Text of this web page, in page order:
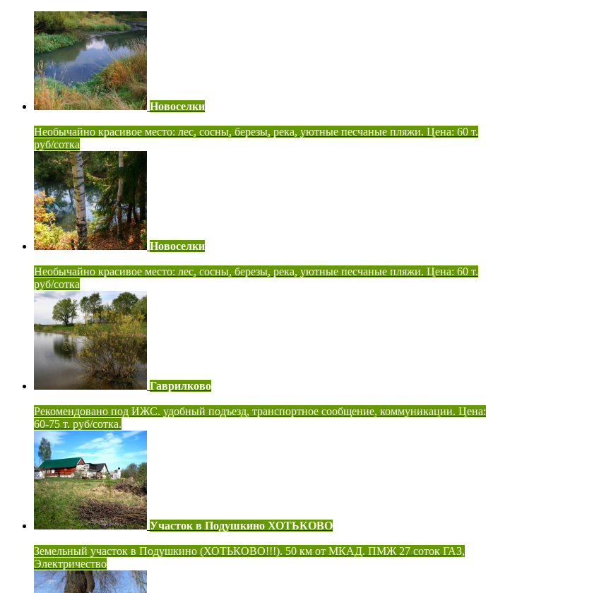
Новоселки
Необычайно красивое место: лес, сосны, березы, река, уютные песчаные пляжи. Цена: 60 т.
руб/сотка
Новоселки
Необычайно красивое место: лес, сосны, березы, река, уютные песчаные пляжи. Цена: 60 т.
руб/сотка
Гаврилково
Рекомендовано под ИЖС. удобный подъезд, транспортное сообщение, коммуникации. Цена:
60-75 т. руб/сотка.
Участок в Подушкино ХОТЬКОВО
Земельный участок в Подушкино (ХОТЬКОВО!!!). 50 км от МКАД. ПМЖ 27 соток ГАЗ,
Электричество